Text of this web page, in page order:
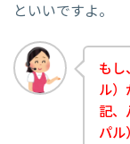
といいですよ。
も
ル）
記、
パル